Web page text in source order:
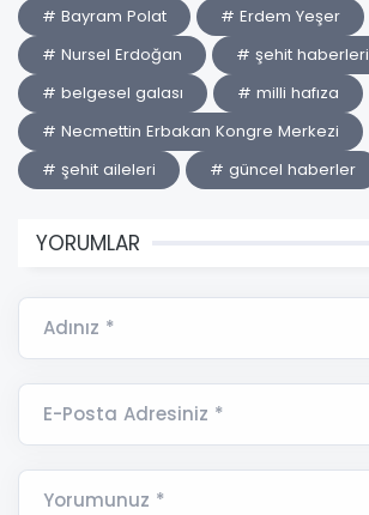
# Bayram Polat
# Erdem Yeşer
# Nursel Erdoğan
# şehit haberleri
# belgesel galası
# milli hafıza
# Necmettin Erbakan Kongre Merkezi
# şehit aileleri
# güncel haberler
YORUMLAR
Adınız *
E-Posta Adresiniz *
Yorumunuz *